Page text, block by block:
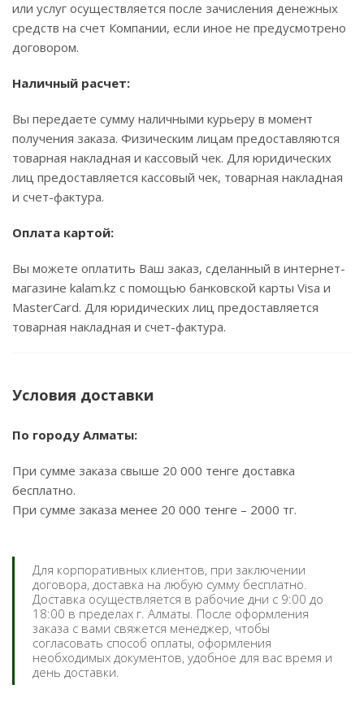
или услуг осуществляется после зачисления денежных
средств на счет Компании, если иное не предусмотрено
договором.
Наличный расчет:
Вы передаете сумму наличными курьеру в момент
получения заказа. Физическим лицам предоставляются
товарная накладная и кассовый чек. Для юридических
лиц предоставляется кассовый чек, товарная накладная
и счет-фактура.
Оплата картой:
Вы можете оплатить Ваш заказ, сделанный в интернет-
магазине kalam.kz с помощью банковской карты Visa и
MasterCard. Для юридических лиц предоставляется
товарная накладная и счет-фактура.
Условия доставки
По городу Алматы:
При сумме заказа свыше 20 000 тенге доставка
бесплатно.
При сумме заказа менее 20 000 тенге – 2000 тг.
Для корпоративных клиентов, при заключении
договора, доставка на любую сумму бесплатно.
Доставка осуществляется в рабочие дни с 9:00 до
18:00 в пределах г. Алматы. После оформления
заказа с вами свяжется менеджер, чтобы
согласовать способ оплаты, оформления
необходимых документов, удобное для вас время и
день доставки.